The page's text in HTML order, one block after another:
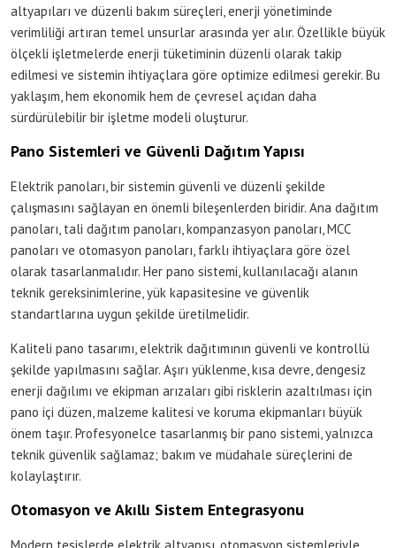
altyapıları ve düzenli bakım süreçleri, enerji yönetiminde
verimliliği artıran temel unsurlar arasında yer alır. Özellikle büyük
ölçekli işletmelerde enerji tüketiminin düzenli olarak takip
edilmesi ve sistemin ihtiyaçlara göre optimize edilmesi gerekir. Bu
yaklaşım, hem ekonomik hem de çevresel açıdan daha
sürdürülebilir bir işletme modeli oluşturur.
Pano Sistemleri ve Güvenli Dağıtım Yapısı
Elektrik panoları, bir sistemin güvenli ve düzenli şekilde
çalışmasını sağlayan en önemli bileşenlerden biridir. Ana dağıtım
panoları, tali dağıtım panoları, kompanzasyon panoları, MCC
panoları ve otomasyon panoları, farklı ihtiyaçlara göre özel
olarak tasarlanmalıdır. Her pano sistemi, kullanılacağı alanın
teknik gereksinimlerine, yük kapasitesine ve güvenlik
standartlarına uygun şekilde üretilmelidir.
Kaliteli pano tasarımı, elektrik dağıtımının güvenli ve kontrollü
şekilde yapılmasını sağlar. Aşırı yüklenme, kısa devre, dengesiz
enerji dağılımı ve ekipman arızaları gibi risklerin azaltılması için
pano içi düzen, malzeme kalitesi ve koruma ekipmanları büyük
önem taşır. Profesyonelce tasarlanmış bir pano sistemi, yalnızca
teknik güvenlik sağlamaz; bakım ve müdahale süreçlerini de
kolaylaştırır.
Otomasyon ve Akıllı Sistem Entegrasyonu